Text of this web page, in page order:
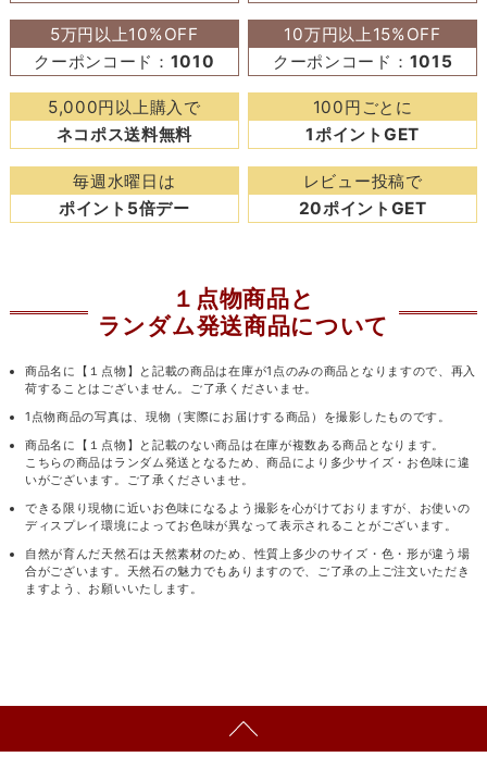
5万円以上10%OFF
クーポンコード： 1010
10万円以上15%OFF
クーポンコード： 1015
5,000円以上購入で
ネコポス送料無料
100円ごとに
1ポイントGET
毎週水曜日は
ポイント5倍デー
レビュー投稿で
20ポイントGET
１点物商品と
ランダム発送商品について
商品名に【１点物】と記載の商品は在庫が1点のみの商品となりますので、再入
荷することはございません。ご了承くださいませ。
1点物商品の写真は、現物（実際にお届けする商品）を撮影したものです。
商品名に【１点物】と記載のない商品は在庫が複数ある商品となります。
こちらの商品はランダム発送となるため、商品により多少サイズ・お色味に違
いがございます。ご了承くださいませ。
できる限り現物に近いお色味になるよう撮影を心がけておりますが、お使いの
ディスプレイ環境によってお色味が異なって表示されることがございます。
自然が育んだ天然石は天然素材のため、性質上多少のサイズ・色・形が違う場
合がございます。天然石の魅力でもありますので、ご了承の上ご注文いただき
ますよう、お願いいたします。